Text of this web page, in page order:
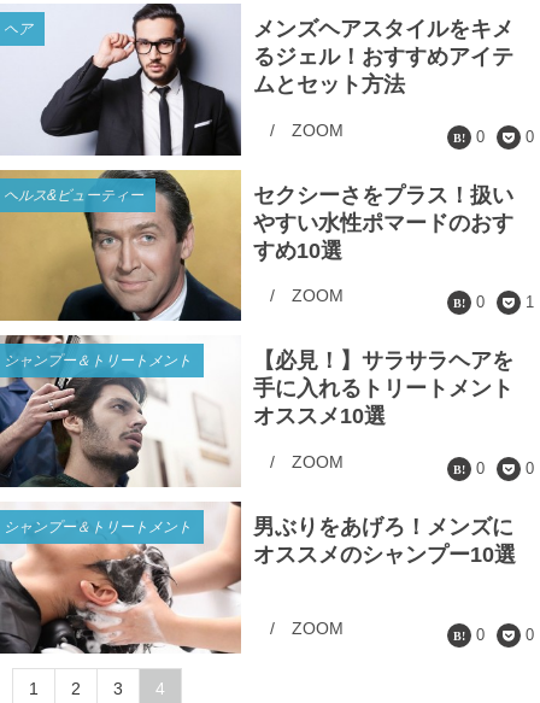
ヘア
メンズヘアスタイルをキメ
るジェル！おすすめアイテ
ムとセット方法
/ ZOOM 0 0
ヘルス&ビューティー
セクシーさをプラス！扱い
やすい水性ポマードのおす
すめ10選
/ ZOOM 0 1
シャンプー＆トリートメント
【必見！】サラサラヘアを
手に入れるトリートメント
オススメ10選
/ ZOOM 0 0
シャンプー＆トリートメント
男ぶりをあげろ！メンズに
オススメのシャンプー10選
/ ZOOM 0 0
1 2 3 4